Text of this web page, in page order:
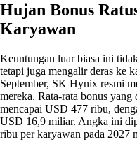
Hujan Bonus
Karyawan
Keuntungan luar biasa ini
tetapi juga mengalir deras ke
September, SK Hynix resmi
mereka. Rata-rata bonus
mencapai USD 477 ribu,
USD 16,9 miliar. Angka ini
ribu per karyawan pada 2027